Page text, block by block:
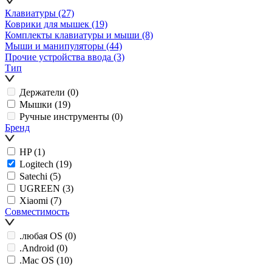
Клавиатуры (27)
Коврики для мышек (19)
Комплекты клавиатуры и мыши (8)
Мыши и манипуляторы (44)
Прочие устройства ввода (3)
Тип
Держатели (0)
Мышки (19)
Ручные инструменты (0)
Бренд
HP (1)
Logitech (19)
Satechi (5)
UGREEN (3)
Xiaomi (7)
Совместимость
.любая OS (0)
.Android (0)
.Mac OS (10)